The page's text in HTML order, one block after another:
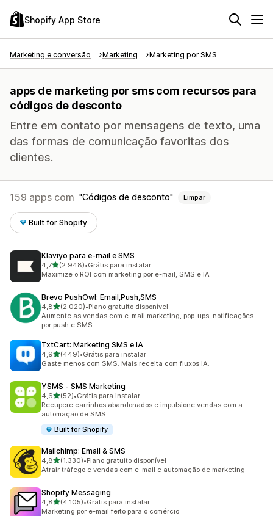
Shopify App Store
Marketing e conversão Marketing Marketing por SMS
apps de marketing por sms com recursos para
códigos de desconto
Entre em contato por mensagens de texto, uma
das formas de comunicação favoritas dos
clientes.
159 apps com Códigos de desconto Limpar
Built for Shopify
Klaviyo para e‑mail e SMS
4,7de 5 estrelas
(2.948)
2948 avaliações ao todo
•Grátis para instalar
Maximize o ROI com marketing por e-mail, SMS e IA
Brevo PushOwl: Email,Push,SMS
4,8de 5 estrelas
(2.020)
2020 avaliações ao todo
•Plano gratuito disponível
Aumente as vendas com e-mail marketing, pop-ups, notificações
por push e SMS
TxtCart: Marketing SMS e IA
4,9de 5 estrelas
(449)
449 avaliações ao todo
•Grátis para instalar
Gaste menos com SMS. Mais receita com fluxos IA.
YSMS ‑ SMS Marketing
4,6de 5 estrelas
(52)
52 avaliações ao todo
•Grátis para instalar
Recupere carrinhos abandonados e impulsione vendas com a
automação de SMS
Built for Shopify
Mailchimp: Email & SMS
4,8de 5 estrelas
(1.330)
1330 avaliações ao todo
•Plano gratuito disponível
Atrair tráfego e vendas com e-mail e automação de marketing
Shopify Messaging
4,8de 5 estrelas
(4.105)
4105 avaliações ao todo
•Grátis para instalar
Marketing por e-mail feito para o comércio